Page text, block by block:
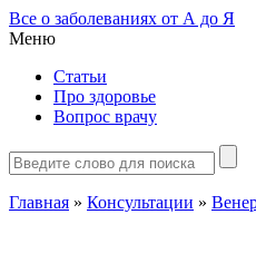
Все о заболеваниях от А до Я
Меню
Статьи
Про здоровье
Вопрос врачу
Главная » Консультации »